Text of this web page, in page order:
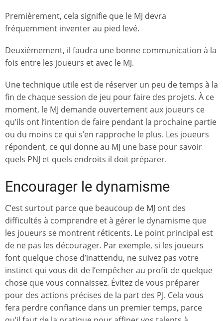
Premièrement, cela signifie que le MJ devra
fréquemment inventer au pied levé.
Deuxièmement, il faudra une bonne communication à la
fois entre les joueurs et avec le MJ.
Une technique utile est de réserver un peu de temps à la
fin de chaque session de jeu pour faire des projets. À ce
moment, le MJ demande ouvertement aux joueurs ce
qu’ils ont l’intention de faire pendant la prochaine partie
ou du moins ce qui s’en rapproche le plus. Les joueurs
répondent, ce qui donne au MJ une base pour savoir
quels PNJ et quels endroits il doit préparer.
Encourager le dynamisme
C’est surtout parce que beaucoup de MJ ont des
difficultés à comprendre et à gérer le dynamisme que
les joueurs se montrent réticents. Le point principal est
de ne pas les décourager. Par exemple, si les joueurs
font quelque chose d’inattendu, ne suivez pas votre
instinct qui vous dit de l’empêcher au profit de quelque
chose que vous connaissez. Évitez de vous préparer
pour des actions précises de la part des PJ. Cela vous
fera perdre confiance dans un premier temps, parce